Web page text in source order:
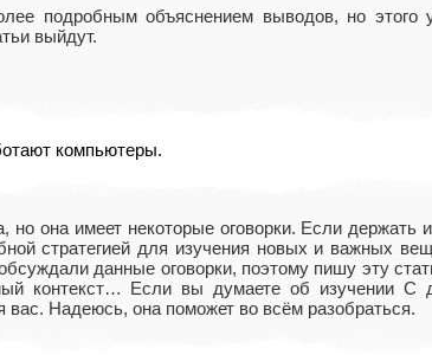
подробным объяснением выводов, но этого
выйдут.
компьютеры.
она имеет некоторые оговорки. Если держать
стратегией для изучения новых и важных
данные оговорки, поэтому пишу эту
контекст… Если вы думаете об изучении C
Надеюсь, она поможет во всём разобраться.